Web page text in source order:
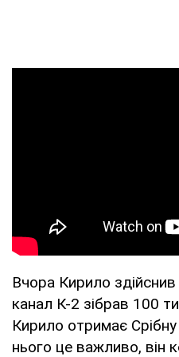
Вчора Кирило
канал К-2 зібрав 100
Кирило отримає
нього це важливо, він